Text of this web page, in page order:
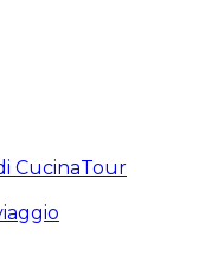
CucinaTour